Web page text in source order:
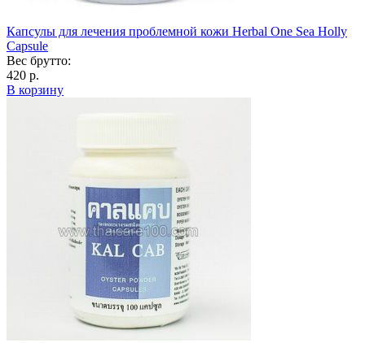
Капсулы для лечения проблемной кожи Herbal One Sea Holly
Capsule
Вес брутто:
420 р.
В корзину